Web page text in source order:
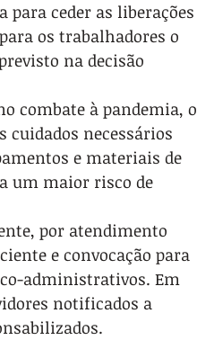
ceder as liberações
os trabalhadores o
na decisão
combate à pandemia, o
cuidados necessários
e materiais de
um maior risco de
por atendimento
e convocação para
administrativos. Em
notificados a